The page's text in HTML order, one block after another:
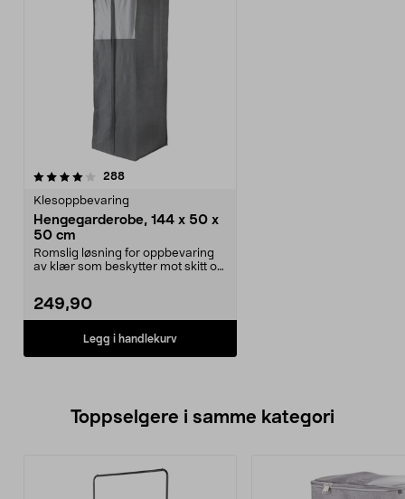
288anmeldelser
Klesoppbevaring
Hengegarderobe, 144 x 50 x
50 cm
Romslig løsning for oppbevaring
av klær som beskytter mot skitt og
249,90
Legg i handlekurv
Toppselgere i samme kategori